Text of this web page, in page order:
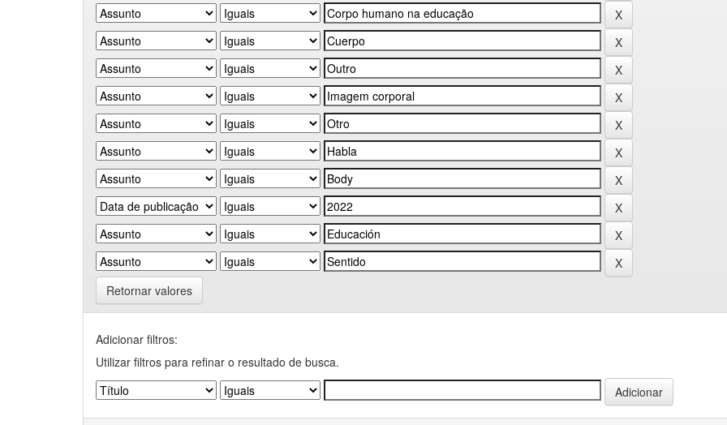
Retornar valores
Adicionar filtros:
Utilizar filtros para refinar o resultado de busca.